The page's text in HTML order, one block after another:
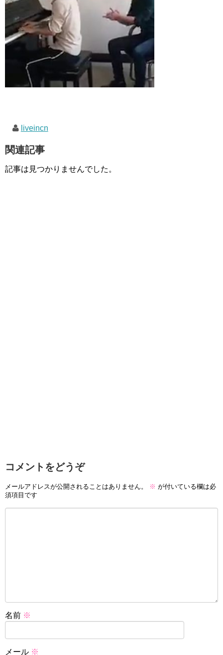
liveincn
関連記事
記事は見つかりませんでした。
コメントをどうぞ
メールアドレスが公開されることはありません。 ※ が付いている欄は必
須項目です
名前 ※
メール ※